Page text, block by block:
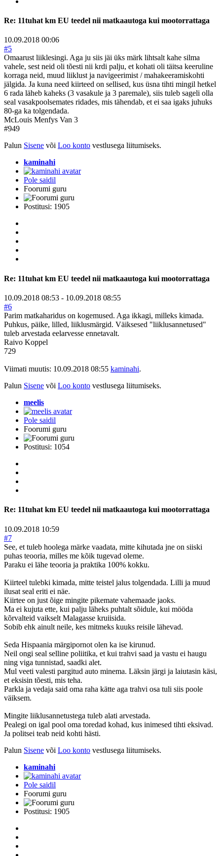
Re: 11tuhat km EU teedel nii matkaautoga kui mootorrattaga
10.09.2018 00:06
#5
Omaarust liiklesingi. Aga ju siis jäi üks märk lihtsalt kahe silma
vahele, sest neid oli tõesti nii krdi palju, et kohati oli täitsa keeruline
korraga neid, muud liiklust ja navigeerimist / mahakeeramiskohti
jälgida. Ja kuna need kiirteed on sellised, kus üsna tihti mingil hetkel
6 rada läheb kaheks (3 vasakule ja 3 paremale), siis tuleb sageli olla
seal vasakpoolsemates ridades, mis tähendab, et ei saa igaks juhuks
80-ga ka tolgendada.
McLouis Menfys Van 3
#949
Palun Sisene või Loo konto vestlusega liitumiseks.
kaminahi
Pole saidil
Foorumi guru
Postitusi: 1905
Re: 11tuhat km EU teedel nii matkaautoga kui mootorrattaga
10.09.2018 08:53 - 10.09.2018 08:55
#6
Parim matkaharidus on kogemused. Aga ikkagi, milleks kimada.
Puhkus, päike, lilled, liiklusmärgid. Väiksesed "liiklusannetused"
tuleb arvestada eelarvesse ennetavalt.
Raivo Koppel
729
Viimati muutis: 10.09.2018 08:55 kaminahi.
Palun Sisene või Loo konto vestlusega liitumiseks.
meelis
Pole saidil
Foorumi guru
Postitusi: 1054
Re: 11tuhat km EU teedel nii matkaautoga kui mootorrattaga
10.09.2018 10:59
#7
See, et tuleb hoolega märke vaadata, mitte kihutada jne on siiski
puhas teooria, milles me kõik tugevad oleme.
Paraku ei lähe teooria ja praktika 100% kokku.
Kiirteel tulebki kimada, mitte teistel jalus tolgendada. Lilli ja muud
ilusat seal eriti ei näe.
Kiirtee on just õige mingite pikemate vahemaade jaoks.
Ma ei kujuta ette, kui palju läheks puhtalt sõidule, kui mööda
kõrvalteid vaikselt Malagasse kruiisida.
Sobib ehk ainult neile, kes mitmeks kuuks reisile lähevad.
Seda Hispaania märgipornot olen ka ise kirunud.
Neil ongi seal selline poliitika, et kui trahvi saad ja vastu ei haugu
ning viga tunnistad, saadki alet.
Mul veeti valesti pargitud auto minema. Läksin järgi ja laiutasin käsi,
et eksisin tõesti, mis teha.
Parkla ja vedaja said oma raha kätte aga trahvi osa tuli siis poole
väiksem.
Mingite liiklusannetustega tuleb alati arvestada.
Pealegi on igal pool oma toredad kohad, kus inimesed tihti eksivad.
Ja politsei teab neid kohti hästi.
Palun Sisene või Loo konto vestlusega liitumiseks.
kaminahi
Pole saidil
Foorumi guru
Postitusi: 1905